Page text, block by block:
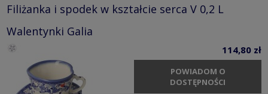
Filiżanka i spodek w kształcie serca V 0,2 L
Walentynki Galia
114,80 zł
POWIADOM O
DOSTĘPNOŚCI